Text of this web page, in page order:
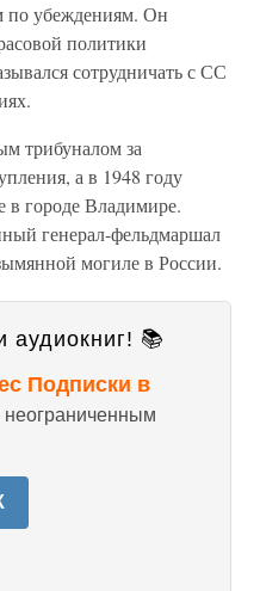
по убеждениям. Он
политики
сотрудничать с СС
трибуналом за
а в 1948 году
городе Владимире.
генерал-фельдмаршал
могиле в России.
аудиокниг! 📚
Подписки в